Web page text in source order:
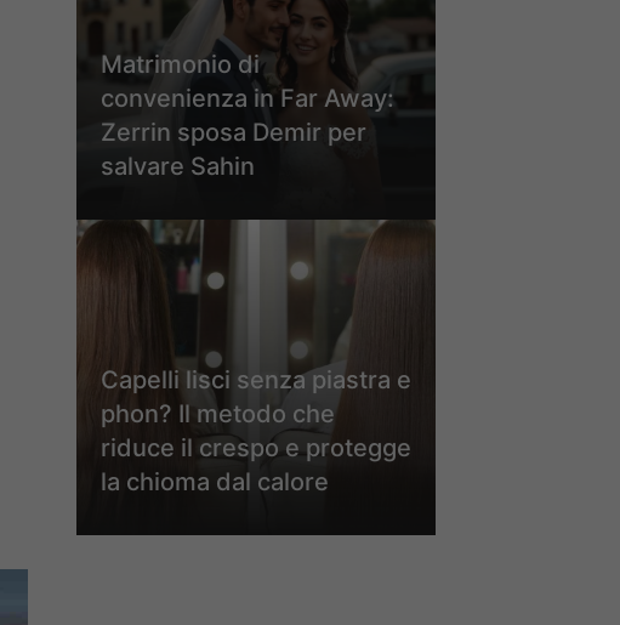
Matrimonio di
convenienza in Far Away:
Zerrin sposa Demir per
salvare Sahin
Capelli lisci senza piastra e
phon? Il metodo che
riduce il crespo e protegge
la chioma dal calore